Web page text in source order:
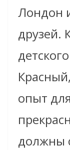
Лондон
друзей.
опыт
должны